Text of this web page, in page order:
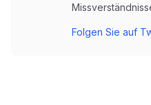
Folgen Sie auf